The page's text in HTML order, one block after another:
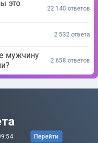
это
22 140 ответов
2 532 ответа
мужчину
2 658 ответов
Перейти